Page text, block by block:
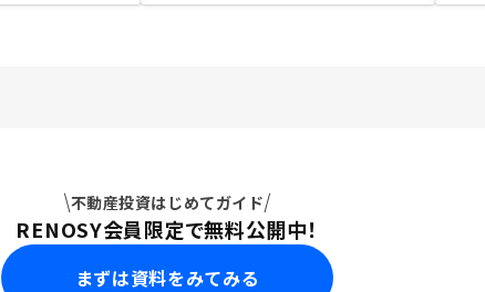
不動産投資はじめてガイド
RENOSY会員限定で無料公開中！
まずは資料をみてみる